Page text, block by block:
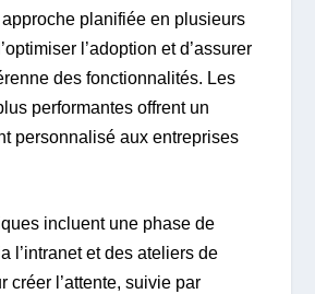
planifiée en plusieurs
l’adoption et d’assurer
des fonctionnalités. Les
performantes offrent un
personnalisé aux entreprises
incluent une phase de
l’intranet et des ateliers de
créer l’attente, suivie par